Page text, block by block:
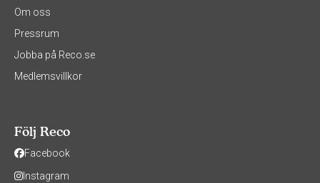
Om oss
Pressrum
Jobba på Reco.se
Medlemsvillkor
Följ Reco
Facebook
Instagram